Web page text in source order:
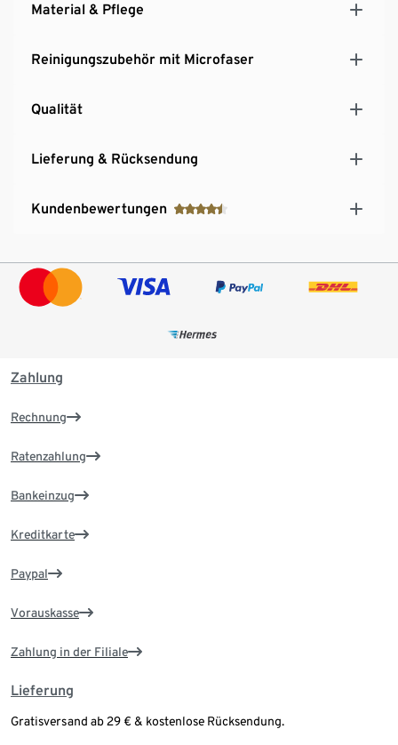
Material & Pflege
Reinigungszubehör mit Microfaser
Qualität
Lieferung & Rücksendung
Kundenbewertungen
Zahlung
Rechnung
Ratenzahlung
Bankeinzug
Kreditkarte
Paypal
Vorauskasse
Zahlung in der Filiale
Lieferung
Gratisversand ab 29 € & kostenlose Rücksendung.